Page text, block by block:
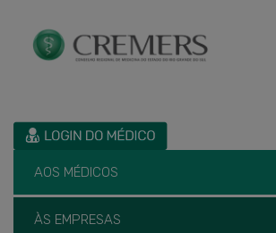
AOS MÉDICOS
ÀS EMPRESAS